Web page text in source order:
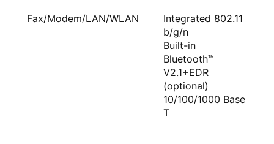
Fax/Modem/LAN/WLAN
Integrated 802.11
b/g/n
Built-in
Bluetooth™
V2.1+EDR
(optional)
10/100/1000 Base
T